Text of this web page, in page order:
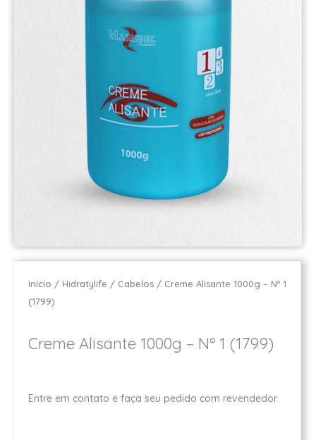
Início / Hidratylife / Cabelos / Creme Alisante 1000g – Nº 1
(1799)
Creme Alisante 1000g – Nº 1 (1799)
Entre em contato e faça seu pedido com revendedor.